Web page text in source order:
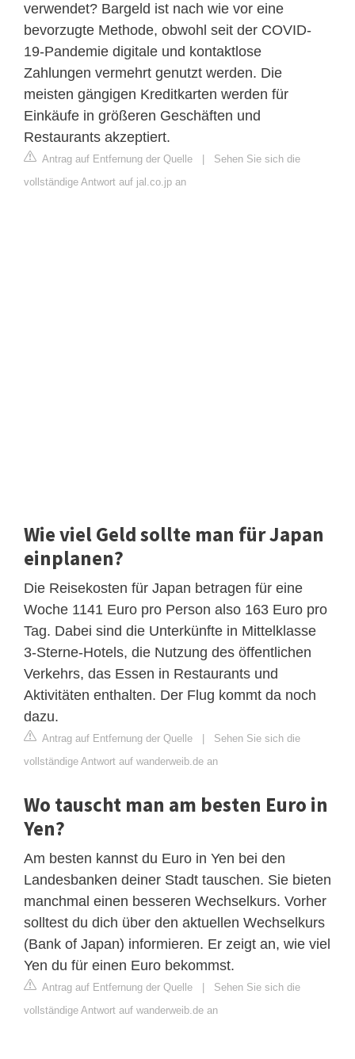
verwendet? Bargeld ist nach wie vor eine
bevorzugte Methode, obwohl seit der COVID-
19-Pandemie digitale und kontaktlose
Zahlungen vermehrt genutzt werden. Die
meisten gängigen Kreditkarten werden für
Einkäufe in größeren Geschäften und
Restaurants akzeptiert.
Antrag auf Entfernung der Quelle
Sehen Sie sich die
vollständige Antwort auf jal.co.jp an
Wie viel Geld sollte man für Japan
einplanen?
Die Reisekosten für Japan betragen für eine
Woche 1141 Euro pro Person also 163 Euro pro
Tag. Dabei sind die Unterkünfte in Mittelklasse
3-Sterne-Hotels, die Nutzung des öffentlichen
Verkehrs, das Essen in Restaurants und
Aktivitäten enthalten. Der Flug kommt da noch
dazu.
Antrag auf Entfernung der Quelle
Sehen Sie sich die
vollständige Antwort auf wanderweib.de an
Wo tauscht man am besten Euro in
Yen?
Am besten kannst du Euro in Yen bei den
Landesbanken deiner Stadt tauschen. Sie bieten
manchmal einen besseren Wechselkurs. Vorher
solltest du dich über den aktuellen Wechselkurs
(Bank of Japan) informieren. Er zeigt an, wie viel
Yen du für einen Euro bekommst.
Antrag auf Entfernung der Quelle
Sehen Sie sich die
vollständige Antwort auf wanderweib.de an